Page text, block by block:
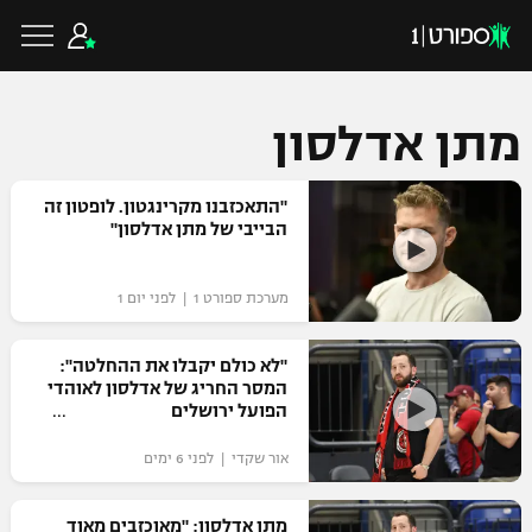
כדורגל ישראלי
ליגת העל
גביע הטוטו
ליגיונרים
גביע המדינה
כדורגל עולמי
ליגת האלופות
ליגה אירופית
ליגה אנגלית
כדורסל ישראלי
ליגת ווינר סל
ליגה לאומית
כדורסל עולמי
NBA
מתן אדלסון
"התאכזבנו מקרינגטון. לופטון זה
הבייבי של מתן אדלסון"
מערכת ספורט 1 | לפני יום 1
"לא כולם יקבלו את ההחלטה":
המסר החריג של אדלסון לאוהדי
הפועל ירושלים
אור שקדי | לפני 6 ימים
מתן אדלסון: "מאוכזבים מאוד